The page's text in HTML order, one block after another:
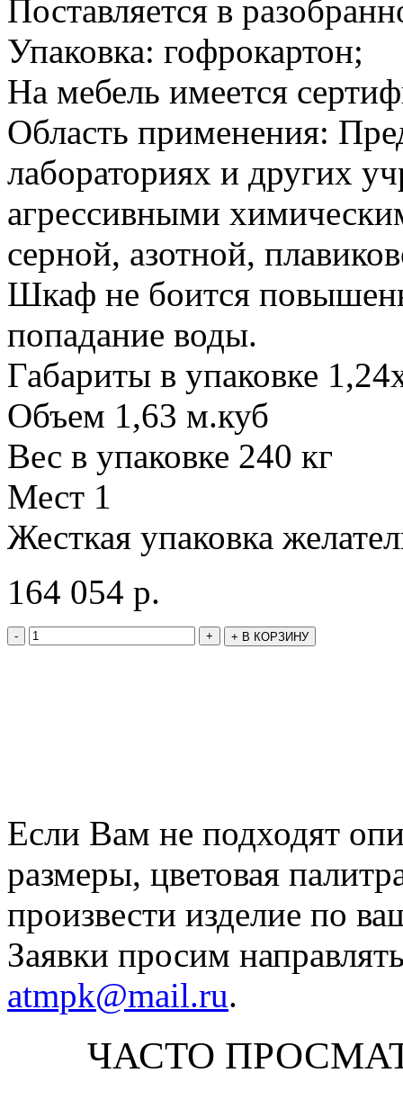
Поставляется в
Упаковка: гофрокартон;
На мебель имеется
Область применения:
лабораториях и других
агрессивными
серной, азотной,
Шкаф не боится
попадание воды.
Габариты в упаковке
Объем 1,63 м.куб
Вес в упаковке 240 кг
Мест 1
Жесткая упаковка
164 054 р.
- + + В КОРЗИНУ
Если Вам не подходят
размеры, цветовая
произвести изделие по
Заявки просим
atmpk@mail.ru.
ЧАСТО